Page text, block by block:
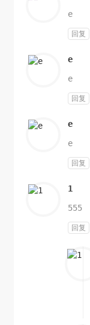
e
回复
e
e
回复
e
e
回复
1
555
回复